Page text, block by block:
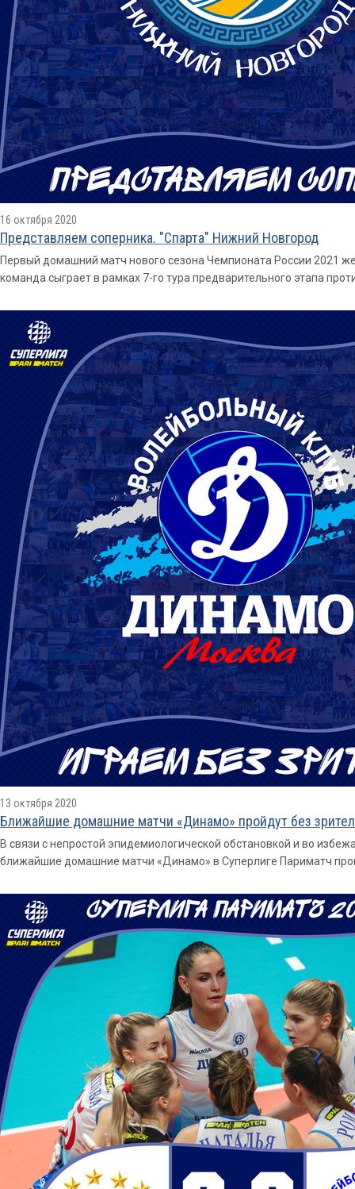
16 октября 2020
Представляем соперника. "Спарта" Нижний Новгород
Первый домашний матч нового сезона Чемпионата России 2021
команда сыграет в рамках 7-го тура предварительного этапа
13 октября 2020
Ближайшие домашние матчи «Динамо» пройдут без
В связи с непростой эпидемиологической обстановкой и во
ближайшие домашние матчи «Динамо» в Суперлиге Париматч